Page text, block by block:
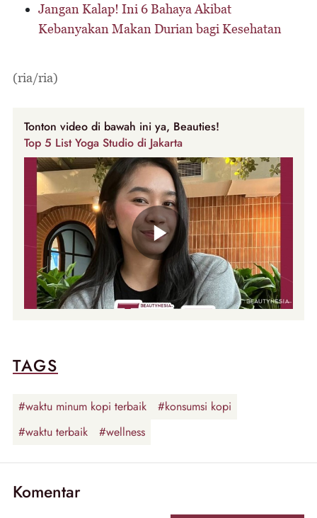
Jangan Kalap! Ini 6 Bahaya Akibat
Kebanyakan Makan Durian bagi Kesehatan
(ria/ria)
Tonton video di bawah ini ya, Beauties!
Top 5 List Yoga Studio di Jakarta
TAGS
#waktu minum kopi terbaik
#konsumsi kopi
#waktu terbaik
#wellness
Komentar